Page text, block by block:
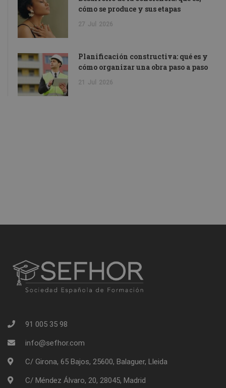
cómo se produce y sus etapas
27 Jul 2026
Planificación constructiva: qué es y
cómo organizar una obra paso a paso
21 Jul 2026
91 005 35 98
info@sefhor.com
C/ Girona, 65 Bajos, 25600, Balaguer, Lleida
C/ Méndez Álvaro, 20, 28045, Madrid